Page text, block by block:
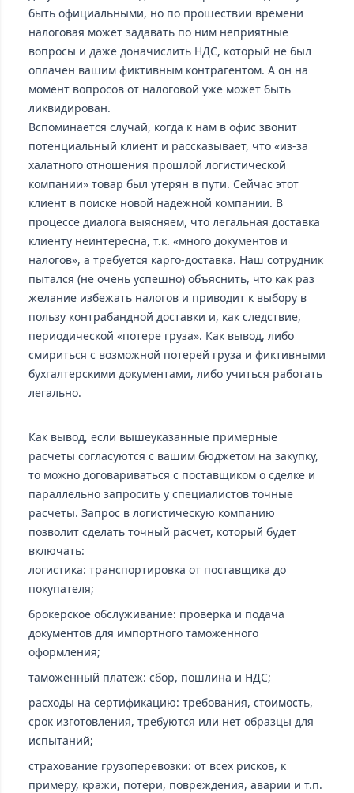
быть официальными, но по прошествии времени
налоговая может задавать по ним неприятные
вопросы и даже доначислить НДС, который не был
оплачен вашим фиктивным контрагентом. А он на
момент вопросов от налоговой уже может быть
ликвидирован.
Вспоминается случай, когда к нам в офис звонит
потенциальный клиент и рассказывает, что «из-за
халатного отношения прошлой логистической
компании» товар был утерян в пути. Сейчас этот
клиент в поиске новой надежной компании. В
процессе диалога выясняем, что легальная доставка
клиенту неинтересна, т.к. «много документов и
налогов», а требуется карго-доставка. Наш сотрудник
пытался (не очень успешно) объяснить, что как раз
желание избежать налогов и приводит к выбору в
пользу контрабандной доставки и, как следствие,
периодической «потере груза». Как вывод, либо
смириться с возможной потерей груза и фиктивными
бухгалтерскими документами, либо учиться работать
легально.
Как вывод, если вышеуказанные примерные
расчеты согласуются с вашим бюджетом на закупку,
то можно договариваться с поставщиком о сделке и
параллельно запросить у специалистов точные
расчеты. Запрос в логистическую компанию
позволит сделать точный расчет, который будет
включать:
логистика: транспортировка от поставщика до
покупателя;
брокерское обслуживание: проверка и подача
документов для импортного таможенного
оформления;
таможенный платеж: сбор, пошлина и НДС;
расходы на сертификацию: требования, стоимость,
срок изготовления, требуются или нет образцы для
испытаний;
страхование грузоперевозки: от всех рисков, к
примеру, кражи, потери, повреждения, аварии и т.п.